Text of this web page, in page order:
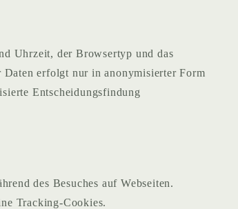
Uhrzeit, der Browsertyp und das
Daten erfolgt nur in anonymisierter Form
Entscheidungsfindung
des Besuches auf Webseiten.
Tracking-Cookies.